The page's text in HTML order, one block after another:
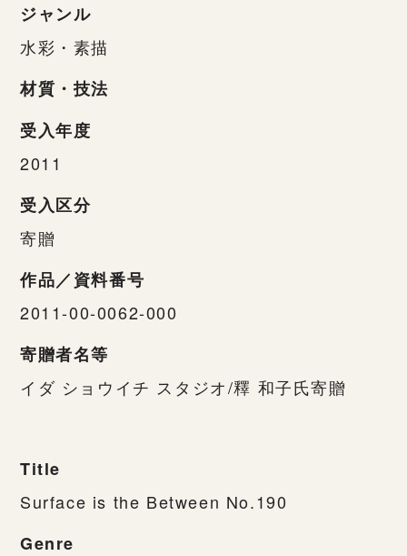
ジャンル
水彩・素描
材質・技法
受入年度
2011
受入区分
寄贈
作品／資料番号
2011-00-0062-000
寄贈者名等
イダ ショウイチ スタジオ/釋 和子氏寄贈
Title
Surface is the Between No.190
Genre